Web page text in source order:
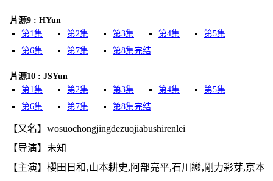
片源9 : HYun
第1集
第2集 第3集 第4集
第5集
第6集
第7集 第8集完结
片源10 : JSYun
第1集
第2集 第3集 第4集
第5集
第6集
第7集 第8集完结
【又名】wosuochongjingdezuojiabushirenlei
【导演】未知
【主演】櫻田日和,山本耕史,阿部亮平,石川戀,剛力彩芽,京本